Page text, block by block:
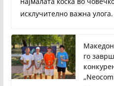
исклучително важна
го